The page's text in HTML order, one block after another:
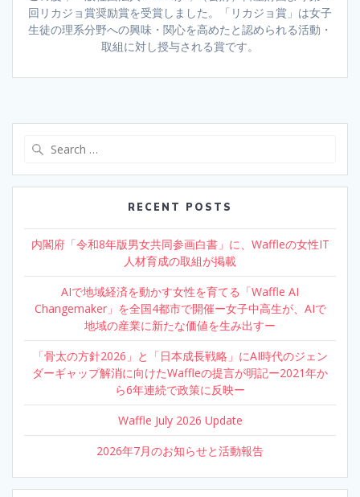
回リカジョ賞奨励賞を受賞しました。「リカジョ賞」は女子
生徒の理系分野への興味・関心を高めたと認められる活動・
取組に対し授与される賞です。
RECENT POSTS
内閣府「令和8年版男女共同参画白書」に、Waffleの女性IT
人材育成の取組が掲載
AIで地域経済を動かす女性を育てる「Waffle AI
Changemaker」を全国4都市で開催ー女子中高生が、AIで
地域の産業に新たな価値を生み出すー
「骨太の方針2026」と「日本成長戦略」にAI時代のジェン
ダーギャップ解消に向けたWaffleの提言が明記ー2021年か
ら6年連続で政策に反映ー
Waffle July 2026 Update
2026年7月のお知らせと活動報告